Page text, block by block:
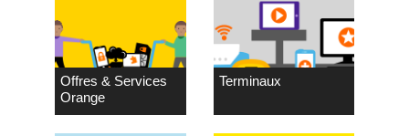
Offres & Services
Orange
Terminaux